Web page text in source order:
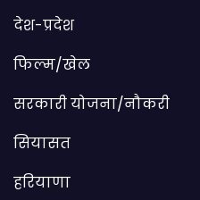
देश-प्रदेश
फिल्म/खेल
सरकारी योजना/नौकरी
सियासत
हरियाणा